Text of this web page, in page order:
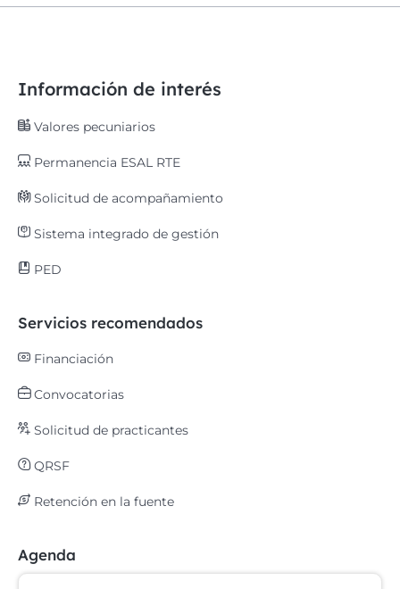
Información de interés
Valores pecuniarios
Permanencia ESAL RTE
Solicitud de acompañamiento
Sistema integrado de gestión
PED
Servicios recomendados
Financiación
Convocatorias
Solicitud de practicantes
QRSF
Retención en la fuente
Agenda